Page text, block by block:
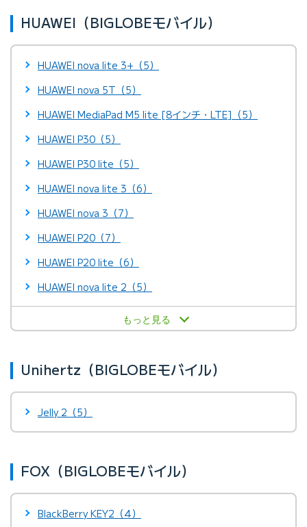
HUAWEI（BIGLOBEモバイル）
HUAWEI nova lite 3+（5）
HUAWEI nova 5T（5）
HUAWEI MediaPad M5 lite [8インチ・LTE]（5）
HUAWEI P30（5）
HUAWEI P30 lite（5）
HUAWEI nova lite 3（6）
HUAWEI nova 3（7）
HUAWEI P20（7）
HUAWEI P20 lite（6）
HUAWEI nova lite 2（5）
もっと見る
Unihertz（BIGLOBEモバイル）
Jelly 2（5）
FOX（BIGLOBEモバイル）
BlackBerry KEY2（4）